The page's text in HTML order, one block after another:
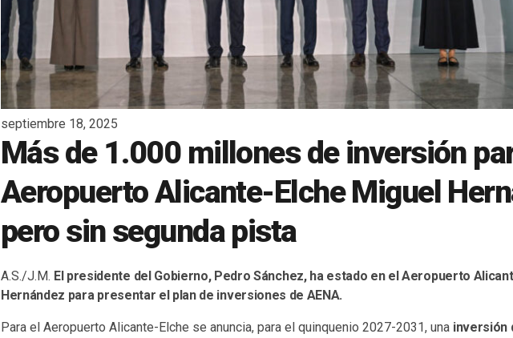
septiembre 18, 2025
Más de 1.000 millones de inversión
Aeropuerto Alicante-Elche Miguel
pero sin segunda pista
A.S./J.M. El presidente del Gobierno, Pedro Sánchez, ha estado en el Aeropuerto
Hernández para presentar el plan de inversiones de AENA.
Para el Aeropuerto Alicante-Elche se anuncia, para el quinquenio 2027-2031, una inversión